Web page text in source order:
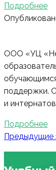
Подробнее
ООО «УЦ
поддержки.
и
Подробнее
по
Предыдущие